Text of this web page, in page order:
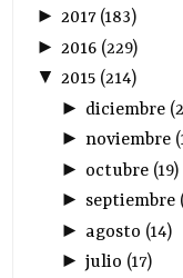
►2017(183)
► 2016 (229)
▼2015 (214)
► diciembre(
► noviembre(
► octubre(19)
► septiembre(
► agosto (14)
► julio (17)